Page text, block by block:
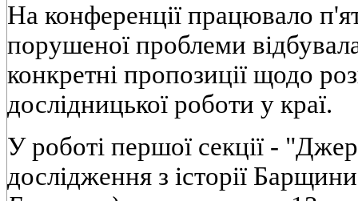
На конференції працювало
порушеної проблеми
конкретні пропозиції щодо
дослідницької роботи у краї.
У роботі першої секції -
дослідження з історії